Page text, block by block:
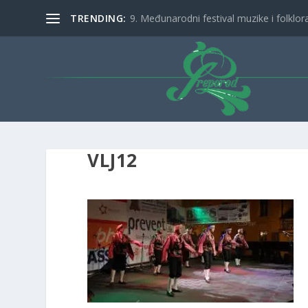
TRENDING: 9. Međunarodni festival muzike i
VLJ12